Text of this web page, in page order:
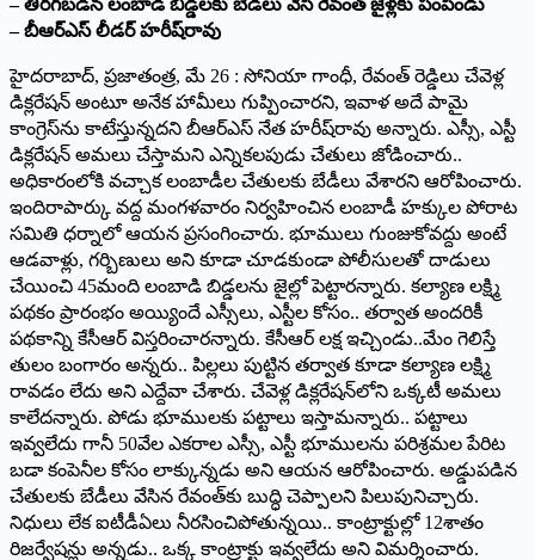
– బీఆర్ఎస్ లీడర్ హరీష్‌రావు
హైదరాబాద్, ప్రజాతంత్ర, మే 26 : సోనియా గాంధీ, రేవంత్ రెడ్డిలు చేవెళ్ల
డిక్లరేషన్ అంటూ అనేక హామీలు గుప్పించారని, ఇవాళ అదే పామై
కాంగ్రెస్‌ను కాటేస్తున్నదని బీఆర్ఎస్ నేత హరీష్‌రావు అన్నారు. ఎస్సీ, ఎస్టీ
డిక్లరేషన్ అమలు చేస్తామని ఎన్నికలపుడు చేతులు జోడించారు..
అధికారంలోకి వచ్చాక లంబాడీల చేతులకు బేడీలు వేశారని ఆరోపించారు.
ఇందిరాపార్కు వద్ద మంగళవారం నిర్వహించిన లంబాడీ హక్కుల పోరాట
సమితి ధర్నాలో ఆయన ప్రసంగించారు. భూములు గుంజుకోవద్దు అంటే
ఆడవాళ్లు, గర్బిణులు అని కూడా చూడకుండా పోలీసులతో దాడులు
చేయించి 45మంది లంబాడి బిడ్డలను జైల్లో పెట్టారన్నారు. కల్యాణ లక్ష్మి
పథకం ప్రారంభం అయ్యిందే ఎస్సీలు, ఎస్టీల కోసం.. తర్వాత అందరికీ
పథకాన్ని కేసీఆర్ విస్తరించారన్నారు. కేసీఆర్ లక్ష ఇచ్చిండు..మేం గెలిస్తే
తులం బంగారం అన్నరు.. పిల్లలు పుట్టిన తర్వాత కూడా కల్యాణ లక్ష్మి
రావడం లేదు అని ఎద్దేవా చేశారు. చేవెళ్ల డిక్లరేషన్‌లోని ఒక్కటీ అమలు
కాలేదన్నారు. పోడు భూములకు పట్టాలు ఇస్తామన్నారు.. పట్టాలు
ఇవ్వలేదు గానీ 50వేల ఎకరాల ఎస్సీ, ఎస్టీ భూములను పరిశ్రమల పేరిట
బడా కంపెనీల కోసం లాక్కున్నడు అని ఆయన ఆరోపించారు. అడ్డుపడిన
చేతులకు బేడీలు వేసిన రేవంత్‌కు బుద్ధి చెప్పాలని పిలుపునిచ్చారు.
నిధులు లేక ఐటీడీఏలు నీరసించిపోతున్నయి.. కాంట్రాక్టుల్లో 12శాతం
రిజర్వేషన్లు అన్నడు.. ఒక్క కాంట్రాక్టు ఇవ్వలేదు అని విమర్శించారు.